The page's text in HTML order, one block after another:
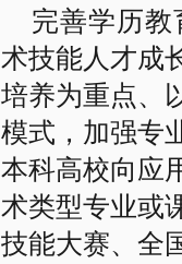
完善学历
术技能人才成
培养为重点、
模式，加强专
本科高校向应
术类型专业或
技能大赛、全